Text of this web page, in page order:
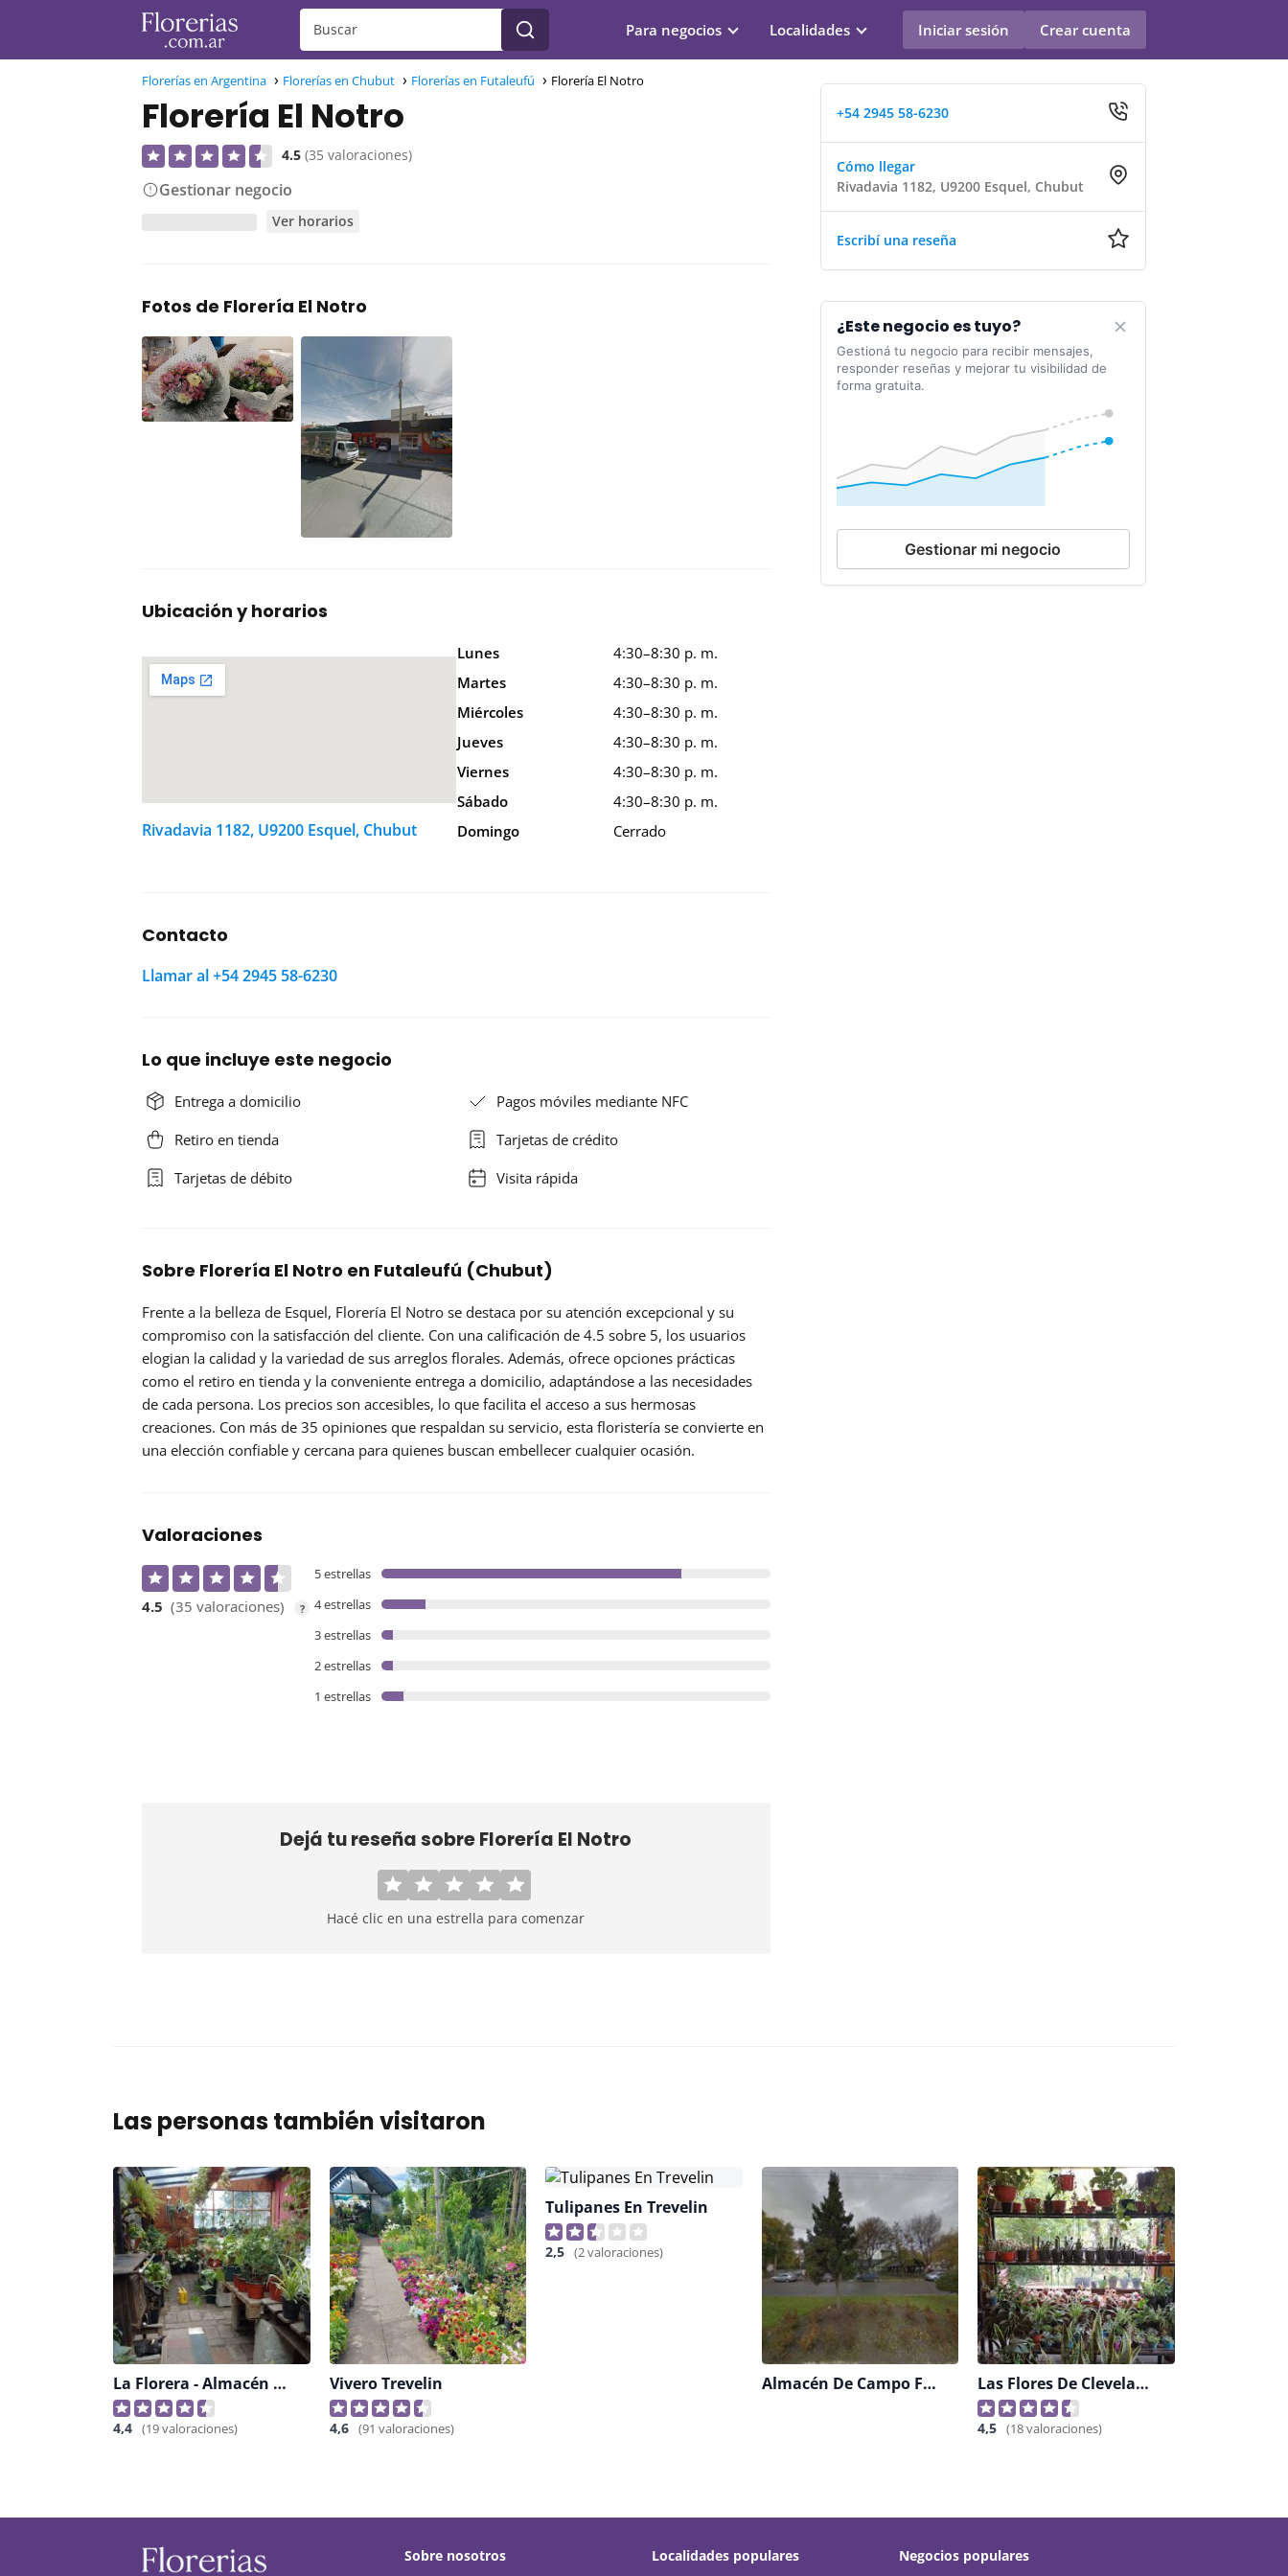
Para negocios Localidades Iniciar sesión Crear cuenta
Florerías en Argentina Florerías en Chubut Florerías en Futaleufú Florería El Notro
Florería El Notro
4.5 (35 valoraciones)
Gestionar negocio
Ver horarios
Fotos de Florería El Notro
Ubicación y horarios
Rivadavia 1182, U9200 Esquel, Chubut
Lunes
4:30–8:30 p. m.
Martes
4:30–8:30 p. m.
Miércoles
4:30–8:30 p. m.
Jueves
4:30–8:30 p. m.
Viernes
4:30–8:30 p. m.
Sábado
4:30–8:30 p. m.
Domingo
Cerrado
Contacto
Llamar al +54 2945 58-6230
Lo que incluye este negocio
Entrega a domicilio
Pagos móviles mediante NFC
Retiro en tienda
Tarjetas de crédito
Tarjetas de débito
Visita rápida
Sobre Florería El Notro en Futaleufú (Chubut)
Frente a la belleza de Esquel, Florería El Notro se destaca por su atención excepcional y su
compromiso con la satisfacción del cliente. Con una calificación de 4.5 sobre 5, los usuarios
elogian la calidad y la variedad de sus arreglos florales. Además, ofrece opciones prácticas
como el retiro en tienda y la conveniente entrega a domicilio, adaptándose a las necesidades
de cada persona. Los precios son accesibles, lo que facilita el acceso a sus hermosas
creaciones. Con más de 35 opiniones que respaldan su servicio, esta floristería se convierte en
una elección confiable y cercana para quienes buscan embellecer cualquier ocasión.
Valoraciones
4.5 (35 valoraciones) ?
5 estrellas
4 estrellas
3 estrellas
2 estrellas
1 estrellas
Dejá tu reseña sobreFlorería El Notro
Hacé clic en una estrella para comenzar
+54 2945 58-6230
Cómo llegar
Rivadavia 1182, U9200 Esquel, Chubut
Escribí una reseña
¿Este negocio es tuyo?
Gestioná tu negocio para recibir mensajes,
responder reseñas y mejorar tu visibilidad de
forma gratuita.
Gestionar mi negocio
Las personas también visitaron
La Florera - Almacén De Jardinería
4,4 (19 valoraciones)
Vivero Trevelin
4,6 (91 valoraciones)
Tulipanes En Trevelin
2,5 (2 valoraciones)
Almacén De Campo Forrajeria Las Flores De Cleveland
4,5 (18 valoraciones)
Sobre nosotros Localidades populares Negocios populares